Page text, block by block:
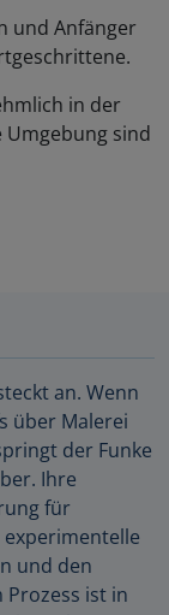
und Anfänger
in der
Umgebung sind
an. Wenn
über Malerei
der Funke
Ihre
für
und den
Prozess ist in